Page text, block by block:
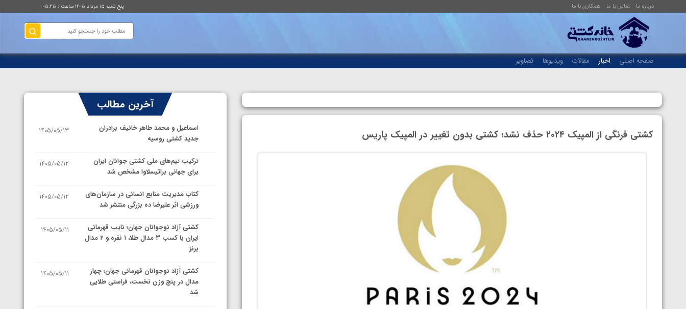
درباره ما تماس با ما همکاری با ما پنج شنبه ۱۵ مرداد ۱۴۰۵ ساعت : ۰۵:۴۵
صفحه اصلی اخبار مقالات ویدیوها تصاویر
کشتی فرنگی از المپیک ۲۰۲۴ حذف نشد؛ کشتی بدون تغییر در المپیک پاریس
آخرین مطالب
اسماعیل و محمد طاهر خانیف برادران
جدید کشتی روسیه
1405/05/13
ترکیب تیم‌های ملی کشتی جوانان ایران
برای جهانی براتیسلاوا مشخص شد
1405/05/12
کتاب مدیریت منابع انسانی در سازمان‌های
ورزشی اثر علیرضا ده بزرگی منتشر شد
1405/05/12
کشتی آزاد نوجوانان جهان؛ نایب قهرمانی
ایران با کسب ۳ مدال طلا، ۱ نقره و ۲ مدال
برنز
1405/05/11
کشتی آزاد نوجوانان قهرمانی جهان؛ چهار
مدال در پنج وزن نخست، فراستی طلایی
شد
1405/05/11